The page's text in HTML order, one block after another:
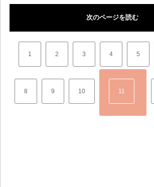
次のページを読む
1 2 3 4 5
8 9 10 11